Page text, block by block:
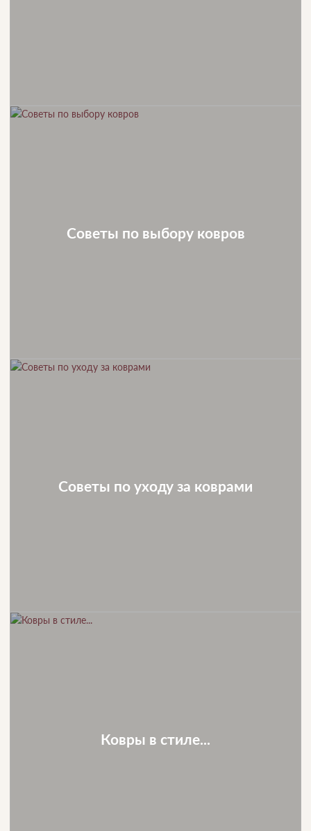
Советы по выбору ковров
Советы по уходу за коврами
Ковры в стиле...